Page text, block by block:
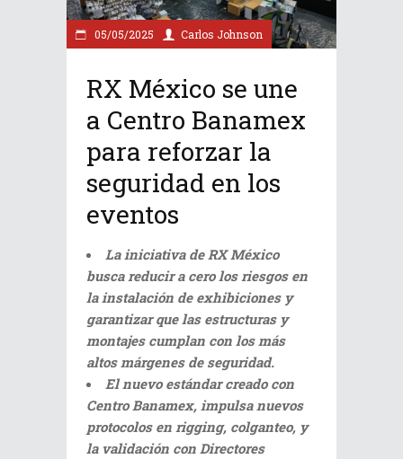
05/05/2025 Carlos Johnson
RX México se une
a Centro Banamex
para reforzar la
seguridad en los
eventos
La iniciativa de RX México
busca reducir a cero los riesgos en
la instalación de exhibiciones y
garantizar que las estructuras y
montajes cumplan con los más
altos márgenes de seguridad.
El nuevo estándar creado con
Centro Banamex, impulsa nuevos
protocolos en rigging, colganteo, y
la validación con Directores